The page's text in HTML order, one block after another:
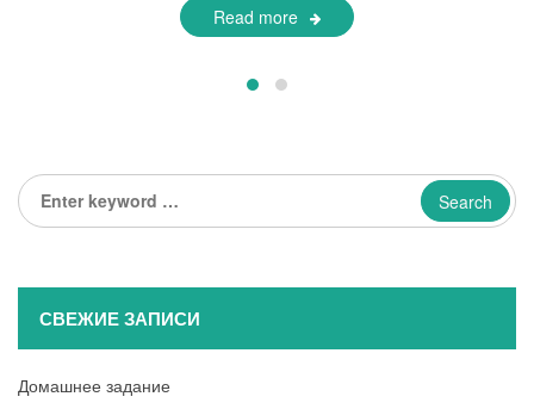
Read more
Enter
keyword
СВЕЖИЕ ЗАПИСИ
Домашнее задание